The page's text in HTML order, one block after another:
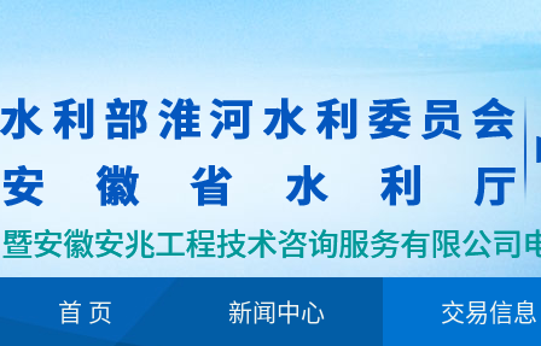
首 页 新闻中心 交易信息